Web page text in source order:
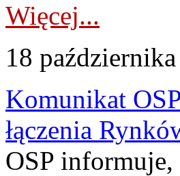
Więcej...
18
Komunikat
łączenia
OSP informuje,